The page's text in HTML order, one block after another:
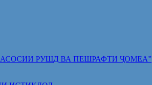
АСОСИИ РУШД ВА ПЕШРАФТИ ҶОМЕА”